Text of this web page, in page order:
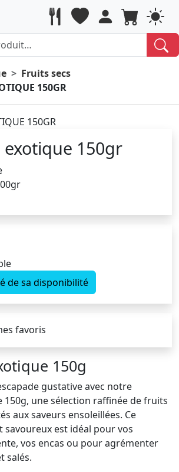
Fruits secs
150GR
150gr
de sa disponibilité
favoris
150g
gustative avec notre
150g, une sélection raffinée de fruits
aux saveurs ensoleillées. Ce
savoureux est idéal pour vos
vos encas ou pour agrémenter
salés.